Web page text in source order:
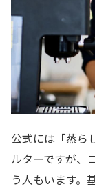
公式には「蒸ら
ルターですが、
う人もいます。